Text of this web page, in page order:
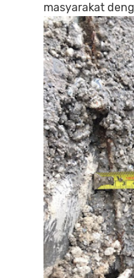
masyarakat